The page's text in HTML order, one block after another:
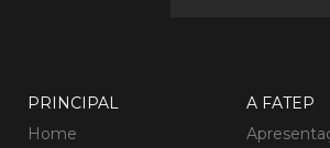
PRINCIPAL
Home
A FATEP